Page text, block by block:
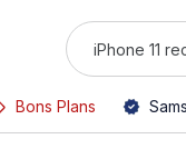
Bons Plans